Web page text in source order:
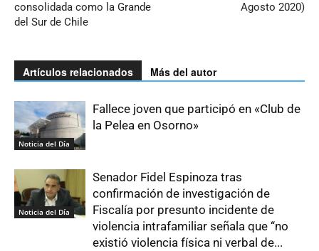
consolidada como la Grande
del Sur de Chile
Agosto 2020)
Artículos relacionados Más del autor
Noticia del Día
Fallece joven que participó en «Club de
la Pelea en Osorno»
Noticia del Día
Senador Fidel Espinoza tras
confirmación de investigación de
Fiscalía por presunto incidente de
violencia intrafamiliar señala que “no
existió violencia física ni verbal de...